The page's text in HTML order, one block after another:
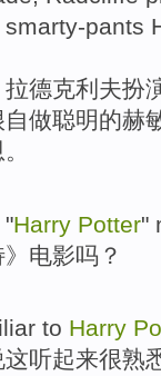
smarty-pants
拉德克利夫扮
自做聪明的赫
"Harry Potter"
》 电影吗？
to Harry
这听起来很熟